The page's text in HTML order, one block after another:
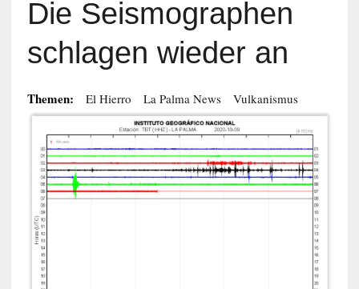
Die Seismographen
schlagen wieder an
Themen: El Hierro La Palma News Vulkanismus